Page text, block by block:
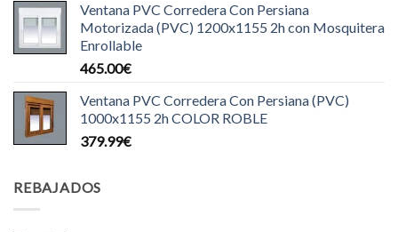
Ventana PVC Corredera Con Persiana
Motorizada (PVC) 1200x1155 2h con Mosquitera
Enrollable
465.00€
Ventana PVC Corredera Con Persiana (PVC)
1000x1155 2h COLOR ROBLE
379.99€
REBAJADOS